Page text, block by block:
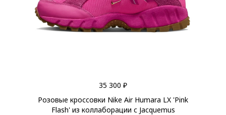
35 300 ₽
Розовые кроссовки Nike Air Humara LX 'Pink
Flash' из коллаборации с Jacquemus